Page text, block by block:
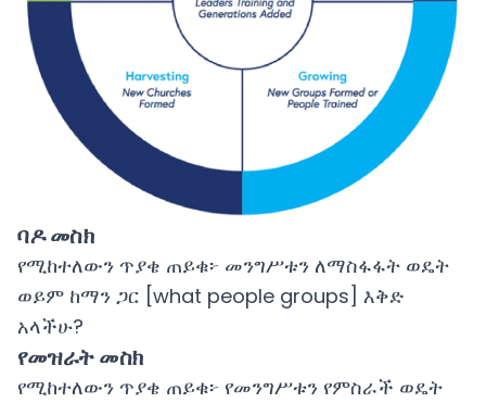
ባዶ መስክ
የሚከተለውን ጥያቄ ጠይቁ፦ መንግሥቱን ለማስፋፋት ወዴት
ወይም ከማን ጋር [what people groups] እቅድ
አላችሁ?
የመዝራት መስክ
የሚከተለውን ጥያቄ ጠይቁ፦ የመንግሥቱን የምስራች ወዴት